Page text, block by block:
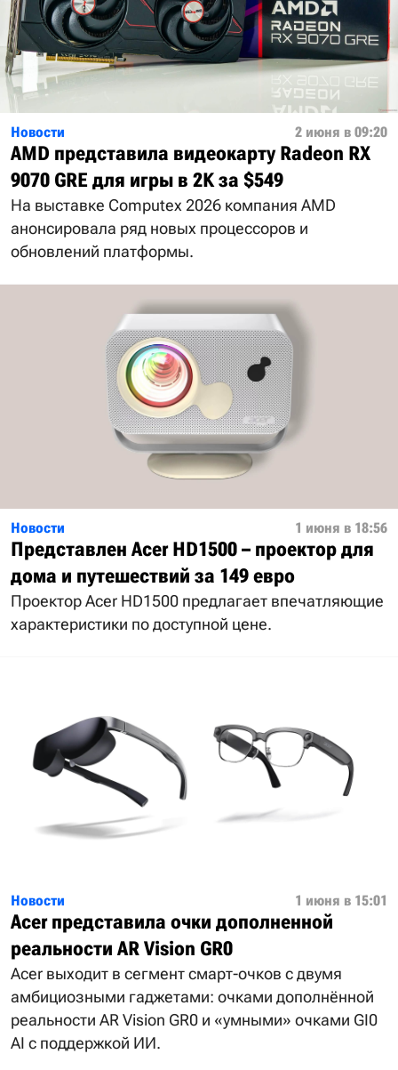
Новости 2 июня в 09:20
AMD представила видеокарту Radeon RX
9070 GRE для игры в 2K за $549
На выставке Computex 2026 компания AMD
анонсировала ряд новых процессоров и
обновлений платформы.
Новости 1 июня в 18:56
Представлен Acer HD1500 – проектор для
дома и путешествий за 149 евро
Проектор Acer HD1500 предлагает впечатляющие
характеристики по доступной цене.
Новости 1 июня в 15:01
Acer представила очки дополненной
реальности AR Vision GR0
Acer выходит в сегмент смарт-очков с двумя
амбициозными гаджетами: очками дополнённой
реальности AR Vision GR0 и «умными» очками GI0
AI с поддержкой ИИ.